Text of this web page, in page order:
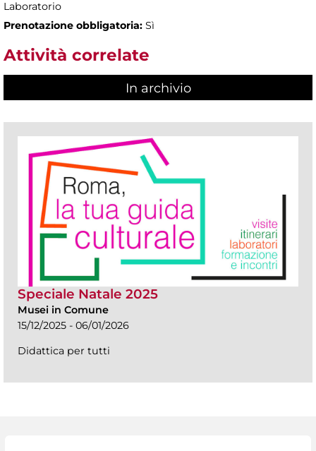
Laboratorio
Prenotazione obbligatoria: Sì
Attività correlate
In archivio
Speciale Natale 2025
Musei in Comune
15/12/2025 - 06/01/2026
Didattica per tutti